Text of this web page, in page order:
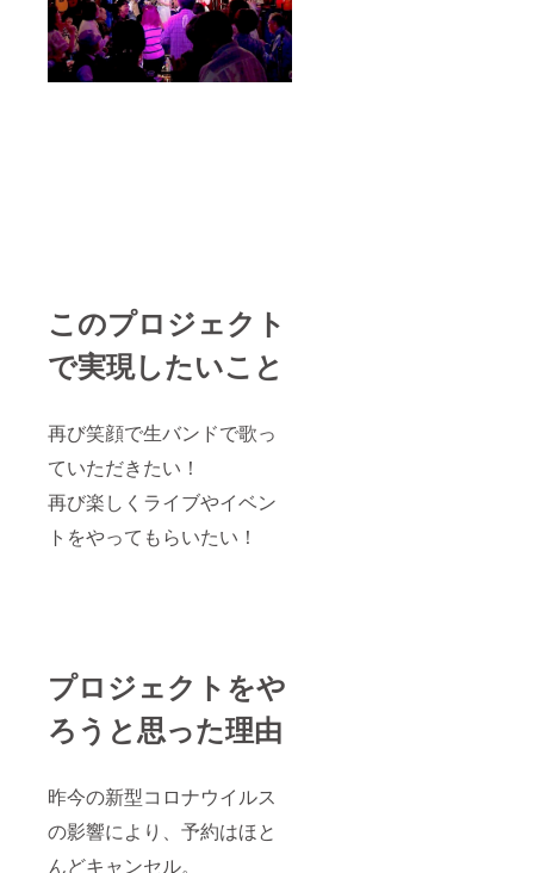
このプロジェクト
で実現したいこと
再び笑顔で生バンドで歌っ
ていただきたい！
再び楽しくライブやイベン
トをやってもらいたい！
プロジェクトをや
ろうと思った理由
昨今の新型コロナウイルス
の影響により、予約はほと
んどキャンセル。